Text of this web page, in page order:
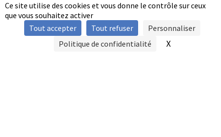
Ce site utilise des cookies et vous donne le contrôle sur ceux
que vous souhaitez activer
Tout accepter
Tout refuser
Personnaliser
Politique de confidentialité
X
INFORMATIONS
SIGNALER UNE VIOLENCE